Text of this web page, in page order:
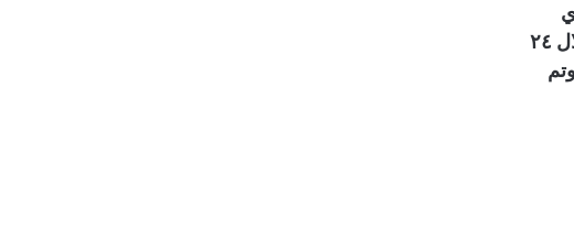
ترومان وعددا من القطع البحرية في البحر الأحمر بعدد من الصواريخ والطائرات المسيّرة للمرة الثانية خلال ٢٤